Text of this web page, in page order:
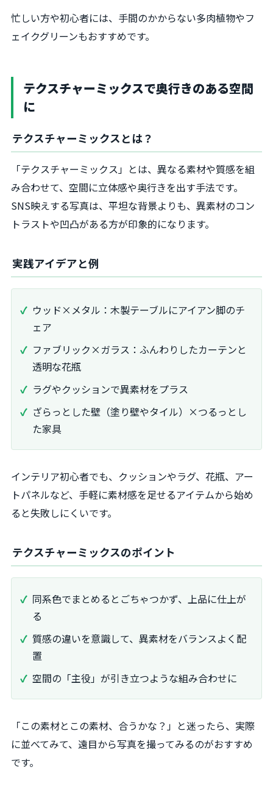
忙しい方や初心者には、手間のかからない多肉植物やフ
ェイクグリーンもおすすめです。
テクスチャーミックスで奥行きのある空間
に
テクスチャーミックスとは？
「テクスチャーミックス」とは、異なる素材や質感を組
み合わせて、空間に立体感や奥行きを出す手法です。
SNS映えする写真は、平坦な背景よりも、異素材のコン
トラストや凹凸がある方が印象的になります。
実践アイデアと例
ウッド×メタル：木製テーブルにアイアン脚のチ
ェア
ファブリック×ガラス：ふんわりしたカーテンと
透明な花瓶
ラグやクッションで異素材をプラス
ざらっとした壁（塗り壁やタイル）×つるっとし
た家具
インテリア初心者でも、クッションやラグ、花瓶、アー
トパネルなど、手軽に素材感を足せるアイテムから始め
ると失敗しにくいです。
テクスチャーミックスのポイント
同系色でまとめるとごちゃつかず、上品に仕上が
る
質感の違いを意識して、異素材をバランスよく配
置
空間の「主役」が引き立つような組み合わせに
「この素材とこの素材、合うかな？」と迷ったら、実際
に並べてみて、遠目から写真を撮ってみるのがおすすめ
です。